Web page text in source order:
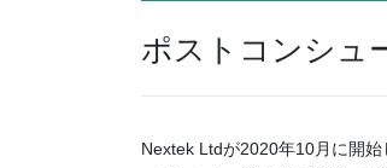
ポストコンシュ
Nextek Ltdが2020年10月に開